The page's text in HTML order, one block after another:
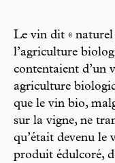
Le vin dit « naturel
l’agriculture
contentaient d’un
agriculture
que le vin bio,
sur la vigne, ne
qu’était devenu le
produit édulcoré,